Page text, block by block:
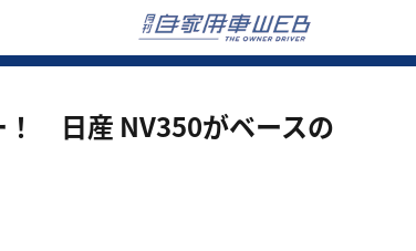
！ 日産 NV350がベースの